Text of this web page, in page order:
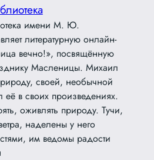
имени М. Ю.
литературную онлайн-
вечно!», посвящённую
Масленицы. Михаил
своей, необычной
в своих произведениях.
оживлять природу. Тучи,
наделены у него
им ведомы радости